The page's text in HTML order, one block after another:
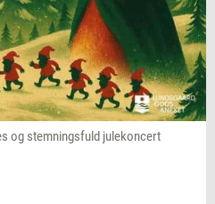
og stemningsfuld julekoncert